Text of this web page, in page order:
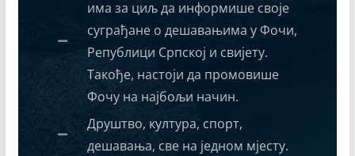
има за циљ да информише своје
суграђане о дешавањима у Фочи,
Републици Српској и свијету.
Такође, настоји да промовише
Фочу на најбољи начин.
Друштво, култура, спорт,
дешавања, све на једном мјесту.